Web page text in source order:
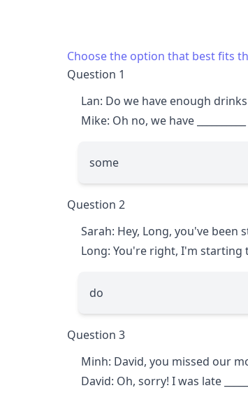
Choose the option that best fits
Question 1
Lan: Do we have enough
Mike: Oh no, we have
some
Question 2
Sarah: Hey, Long, you've
Long: You're right, I'm starting
do
Question 3
Minh: David, you missed our
David: Oh, sorry! I was late